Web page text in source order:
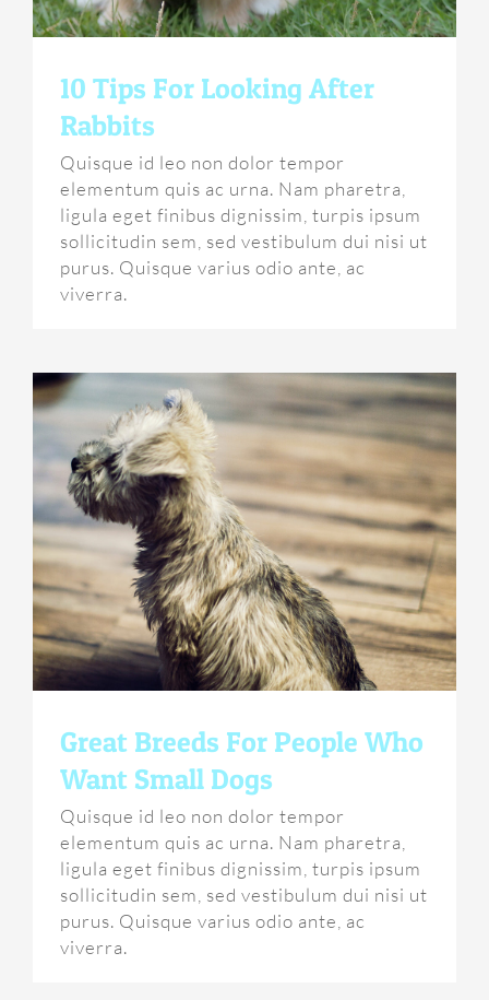
10 Tips For Looking After
Rabbits
Quisque id leo non dolor tempor
elementum quis ac urna. Nam pharetra,
ligula eget finibus dignissim, turpis ipsum
sollicitudin sem, sed vestibulum dui nisi ut
purus. Quisque varius odio ante, ac
viverra.
Great Breeds For People Who
Want Small Dogs
Quisque id leo non dolor tempor
elementum quis ac urna. Nam pharetra,
ligula eget finibus dignissim, turpis ipsum
sollicitudin sem, sed vestibulum dui nisi ut
purus. Quisque varius odio ante, ac
viverra.